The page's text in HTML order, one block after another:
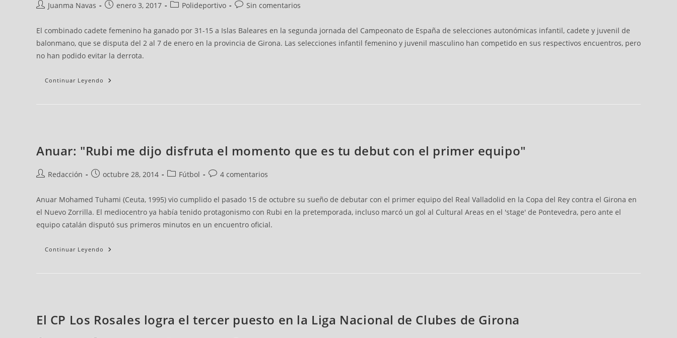
Juanma Navas enero 3, 2017 Polideportivo Sin comentarios
El combinado cadete femenino ha ganado por 31-15 a Islas Baleares en la segunda jornada del Campeonato de España de selecciones autonómicas infantil, cadete y juvenil de
balonmano, que se disputa del 2 al 7 de enero en la provincia de Girona. Las selecciones infantil femenino y juvenil masculino han competido en sus respectivos encuentros, pero
no han podido evitar la derrota.
Continuar Leyendo
Anuar: "Rubi me dijo disfruta el momento que es tu debut con el primer equipo"
Redacción octubre 28, 2014 Fútbol 4 comentarios
Anuar Mohamed Tuhami (Ceuta, 1995) vio cumplido el pasado 15 de octubre su sueño de debutar con el primer equipo del Real Valladolid en la Copa del Rey contra el Girona en
el Nuevo Zorrilla. El mediocentro ya había tenido protagonismo con Rubi en la pretemporada, incluso marcó un gol al Cultural Areas en el 'stage' de Pontevedra, pero ante el
equipo catalán disputó sus primeros minutos en un encuentro oficial.
Continuar Leyendo
El CP Los Rosales logra el tercer puesto en la Liga Nacional de Clubes de Girona